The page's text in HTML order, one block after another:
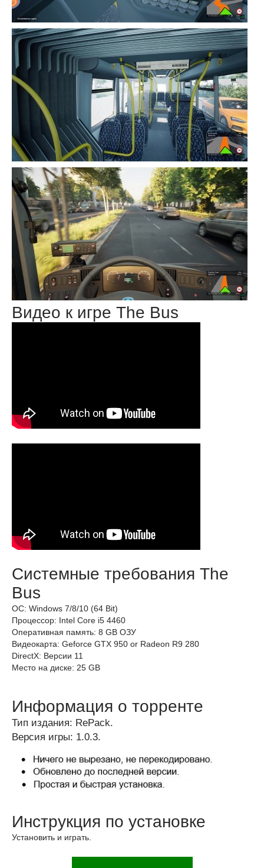
Видео к игре The Bus
Системные требования The
Bus
ОС: Windows 7/8/10 (64 Bit)
Процессор: Intel Core i5 4460
Оперативная память: 8 GB ОЗУ
Видеокарта: Geforce GTX 950 or Radeon R9 280
DirectX: Версии 11
Место на диске: 25 GB
Информация о торренте
Тип издания: RePack.
Версия игры: 1.0.3.
Инструкция по установке
Установить и играть.